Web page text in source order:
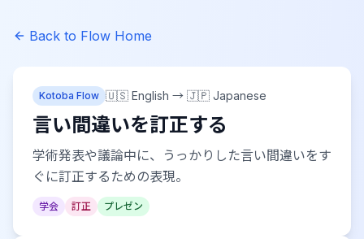
Back to Flow Home
Kotoba Flow 🇺🇸 English → 🇯🇵 Japanese
言い間違いを訂正する
学術発表や議論中に、うっかりした言い間違いをす
ぐに訂正するための表現。
学会 訂正 プレゼン